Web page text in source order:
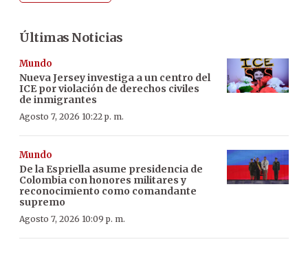
Últimas Noticias
Mundo
Nueva Jersey investiga a un centro del
ICE por violación de derechos civiles
de inmigrantes
Agosto 7, 2026 10:22 p. m.
Mundo
De la Espriella asume presidencia de
Colombia con honores militares y
reconocimiento como comandante
supremo
Agosto 7, 2026 10:09 p. m.